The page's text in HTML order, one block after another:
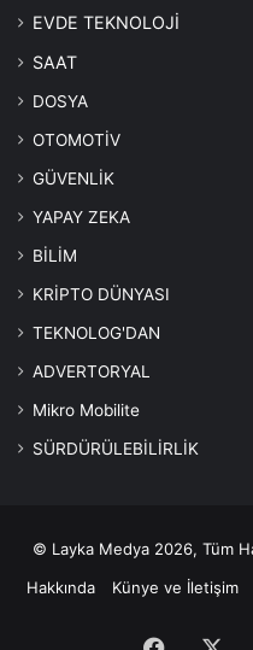
EVDE TEKNOLOJİ
SAAT
DOSYA
OTOMOTİV
GÜVENLİK
YAPAY ZEKA
BİLİM
KRİPTO DÜNYASI
TEKNOLOG'DAN
ADVERTORYAL
Mikro Mobilite
SÜRDÜRÜLEBİLİRLİK
© Layka Medya 2026, Tüm
Hakkında
Künye ve İletişim